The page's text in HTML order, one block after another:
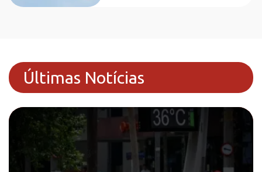
Últimas Notícias